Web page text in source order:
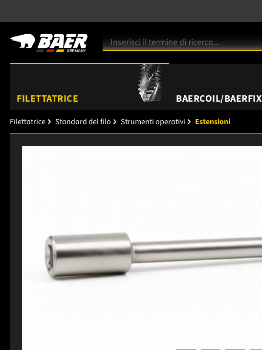
FILETTATRICE BAERCOIL/BAERFIX
Filettatrice Standard del filo Strumenti operativi Estensioni